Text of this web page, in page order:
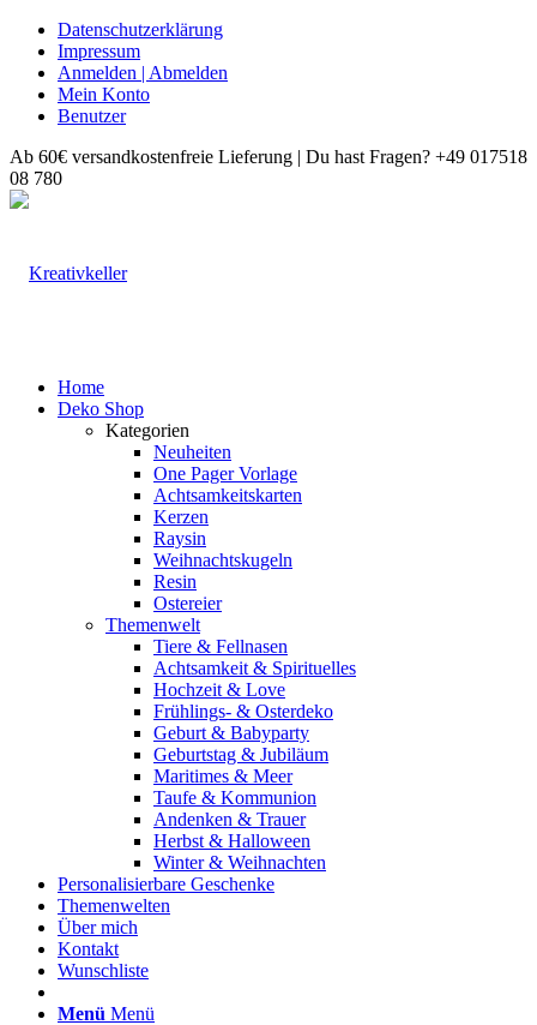
Datenschutzerklärung
Impressum
Anmelden | Abmelden
Mein Konto
Benutzer
Ab 60€ versandkostenfreie Lieferung | Du hast Fragen? +49 017518
08 780
Home
Deko Shop
Kategorien
Neuheiten
One Pager Vorlage
Achtsamkeitskarten
Kerzen
Raysin
Weihnachtskugeln
Resin
Ostereier
Themenwelt
Tiere & Fellnasen
Achtsamkeit & Spirituelles
Hochzeit & Love
Frühlings- & Osterdeko
Geburt & Babyparty
Geburtstag & Jubiläum
Maritimes & Meer
Taufe & Kommunion
Andenken & Trauer
Herbst & Halloween
Winter & Weihnachten
Personalisierbare Geschenke
Themenwelten
Über mich
Kontakt
Wunschliste
Menü Menü